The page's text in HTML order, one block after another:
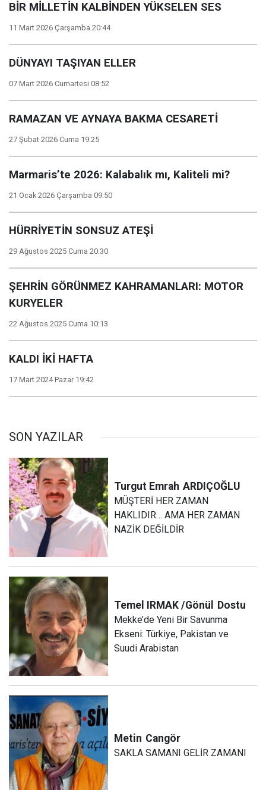
BİR MİLLETİN KALBİNDEN YÜKSELEN SES
11 Mart 2026 Çarşamba 20:44
DÜNYAYI TAŞIYAN ELLER
07 Mart 2026 Cumartesi 08:52
RAMAZAN VE AYNAYA BAKMA CESARETİ
27 Şubat 2026 Cuma 19:25
Marmaris’te 2026: Kalabalık mı, Kaliteli mi?
21 Ocak 2026 Çarşamba 09:50
HÜRRİYETİN SONSUZ ATEŞİ
29 Ağustos 2025 Cuma 20:30
ŞEHRİN GÖRÜNMEZ KAHRAMANLARI: MOTOR
KURYELER
22 Ağustos 2025 Cuma 10:13
KALDI İKİ HAFTA
17 Mart 2024 Pazar 19:42
SON YAZILAR
Turgut Emrah ARDIÇOĞLU
MÜŞTERİ HER ZAMAN
HAKLIDIR… AMA HER ZAMAN
NAZİK DEĞİLDİR
Temel IRMAK /Gönül Dostu
Mekke’de Yeni Bir Savunma
Ekseni: Türkiye, Pakistan ve
Suudi Arabistan
Metin Cangör
SAKLA SAMANI GELİR ZAMANI